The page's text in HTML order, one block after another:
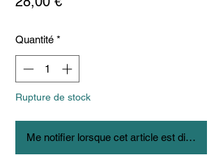
Quantité *
Rupture de stock
Me notifier lorsque cet article est disponible